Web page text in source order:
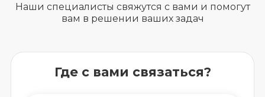
Наши специалисты свяжутся с вами и помогут
вам в решении ваших задач
Где с вами связаться?